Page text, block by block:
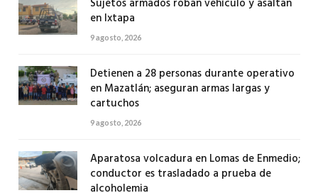
Sujetos armados roban vehículo y asaltan
en Ixtapa
9 agosto, 2026
Detienen a 28 personas durante operativo
en Mazatlán; aseguran armas largas y
cartuchos
9 agosto, 2026
Aparatosa volcadura en Lomas de Enmedio;
conductor es trasladado a prueba de
alcoholemia